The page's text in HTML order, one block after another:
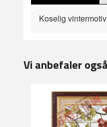
Koselig
Vi anbefaler også